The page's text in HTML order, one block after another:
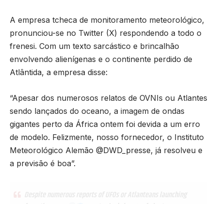
A empresa tcheca de monitoramento meteorológico,
pronunciou-se no Twitter (X) respondendo a todo o
frenesi. Com um texto sarcástico e brincalhão
envolvendo alienígenas e o continente perdido de
Atlântida, a empresa disse:
“Apesar dos numerosos relatos de OVNIs ou Atlantes
sendo lançados do oceano, a imagem de ondas
gigantes perto da África ontem foi devida a um erro
de modelo. Felizmente, nosso fornecedor, o Instituto
Meteorológico Alemão @DWD_presse, já resolveu e
a previsão é boa”.